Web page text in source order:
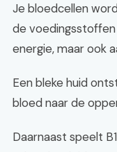
Je bloedcellen
de
energie, maar ook
Een bleke huid
bloed naar de
Daarnaast speelt